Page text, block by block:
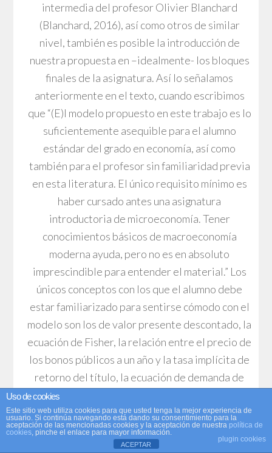
intermedia del profesor Olivier Blanchard
(Blanchard, 2016), así como otros de similar
nivel, también es posible la introducción de
nuestra propuesta en –idealmente- los bloques
finales de la asignatura. Así lo señalamos
anteriormente en el texto, cuando escribimos
que “(E)l modelo propuesto en este trabajo es lo
suficientemente asequible para el alumno
estándar del grado en economía, así como
también para el profesor sin familiaridad previa
en esta literatura. El único requisito mínimo es
haber cursado antes una asignatura
introductoria de microeconomía. Tener
conocimientos básicos de macroeconomía
moderna ayuda, pero no es en absoluto
imprescindible para entender el material.” Los
únicos conceptos con los que el alumno debe
estar familiarizado para sentirse cómodo con el
modelo son los de valor presente descontado, la
ecuación de Fisher, la relación entre el precio de
los bonos públicos a un año y la tasa implícita de
retorno del título, la ecuación de demanda de
dinero, el factor de descuento y el señoreaje. La
mayoría de estos elementos son introducidos en
las asignaturas de macroeconomía intermedia
que el alumno ve durante la carrera. En el caso
Uso de cookies
Este sitio web utiliza cookies para que usted tenga la mejor experiencia de
usuario. Si continúa navegando está dando su consentimiento para la
aceptación de las mencionadas cookies y la aceptación de nuestra política de
cookies, pinche el enlace para mayor información.
plugin cookies
ACEPTAR